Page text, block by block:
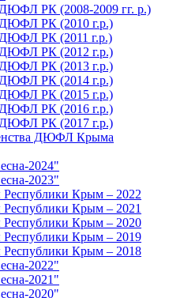
РК (2008-2009 гг. р.)
ДЮФЛ РК (2010 г.р.)
ДЮФЛ РК (2011 г.р.)
ДЮФЛ РК (2012 г.р.)
ДЮФЛ РК (2013 г.р.)
ДЮФЛ РК (2014 г.р.)
ДЮФЛ РК (2015 г.р.)
ДЮФЛ РК (2016 г.р.)
ДЮФЛ РК (2017 г.р.)
ДЮФЛ Крыма
2024"
2023"
Республики Крым – 2022
Республики Крым – 2021
Республики Крым – 2020
Республики Крым – 2019
Республики Крым – 2018
2022"
2021"
2020"